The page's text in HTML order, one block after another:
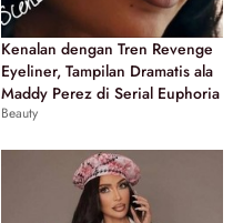
Kenalan dengan Tren Revenge
Eyeliner, Tampilan Dramatis ala
Maddy Perez di Serial Euphoria
Beauty